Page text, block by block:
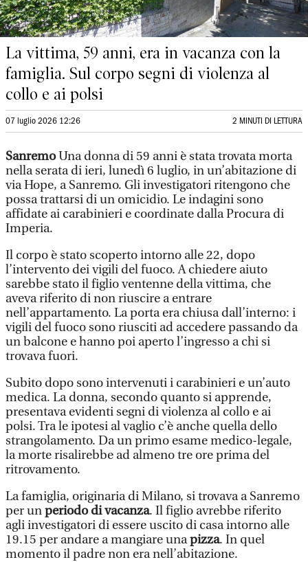
La vittima, 59 anni, era in vacanza con la
famiglia. Sul corpo segni di violenza al
collo e ai polsi
07 luglio 2026 12:26 2 MINUTI DI LETTURA
SanremoUna donna di 59 anni è stata trovata morta
nella serata di ieri, lunedì 6 luglio, in un’abitazione di
via Hope, a Sanremo. Gli investigatori ritengono che
possa trattarsi di un omicidio. Le indagini sono
affidate ai carabinieri e coordinate dalla Procura di
Imperia.
Il corpo è stato scoperto intorno alle 22, dopo
l’intervento dei vigili del fuoco. A chiedere aiuto
sarebbe stato il figlio ventenne della vittima, che
aveva riferito di non riuscire a entrare
nell’appartamento. La porta era chiusa dall’interno: i
vigili del fuoco sono riusciti ad accedere passando da
un balcone e hanno poi aperto l’ingresso a chi si
trovava fuori.
Subito dopo sono intervenuti i carabinieri e un’auto
medica. La donna, secondo quanto si apprende,
presentava evidenti segni di violenza al collo e ai
polsi. Tra le ipotesi al vaglio c’è anche quella dello
strangolamento. Da un primo esame medico-legale,
la morte risalirebbe ad almeno tre ore prima del
ritrovamento.
La famiglia, originaria di Milano, si trovava a Sanremo
per unperiodo di vacanza. Il figlio avrebbe riferito
agli investigatori di essere uscito di casa intorno alle
19.15 per andare a mangiare unapizza. In quel
momento il padre non era nell’abitazione.